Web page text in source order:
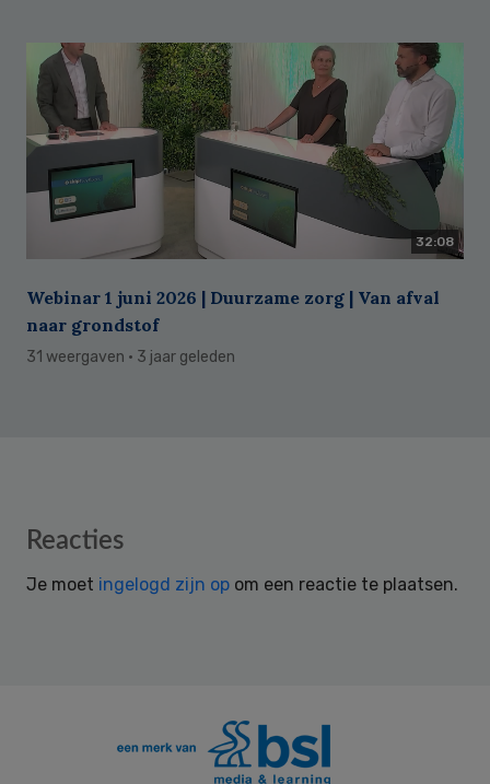
32:08
Webinar 1 juni 2026 | Duurzame zorg | Van afval
naar grondstof
31 weergaven · 3 jaar geleden
Reader
Reacties
Je moet ingelogd zijn op om een reactie te plaatsen.